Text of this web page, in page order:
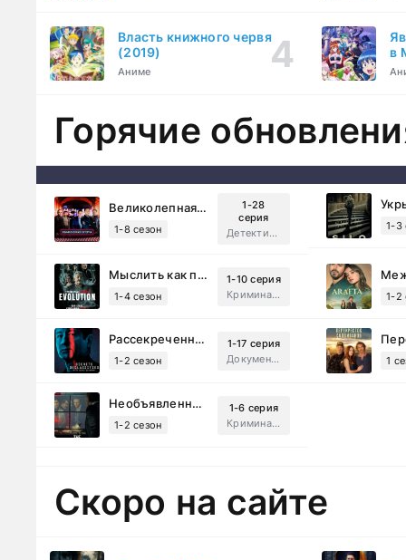
Власть книжного червя
(2019)
Аниме
в
Горячие
Великолепная Пятерка (2019)
1-8 сезон
1-28
серия
Детектив, Русский
1-3
Мыслить как преступник: Эволюция (2022)
1-4 сезон
1-10 серия
Криминал, Детектив, Триллер, Драма
1-2
Рассекреченные тайны с Дэвидом Духовны (2025)
1-2 сезон
1-17 серия
Документальный, Исторический, Sci-Fi
1
Необъявленная война (2022)
1-2 сезон
1-6 серия
Криминал, Триллер, Драма
Скоро на сайте